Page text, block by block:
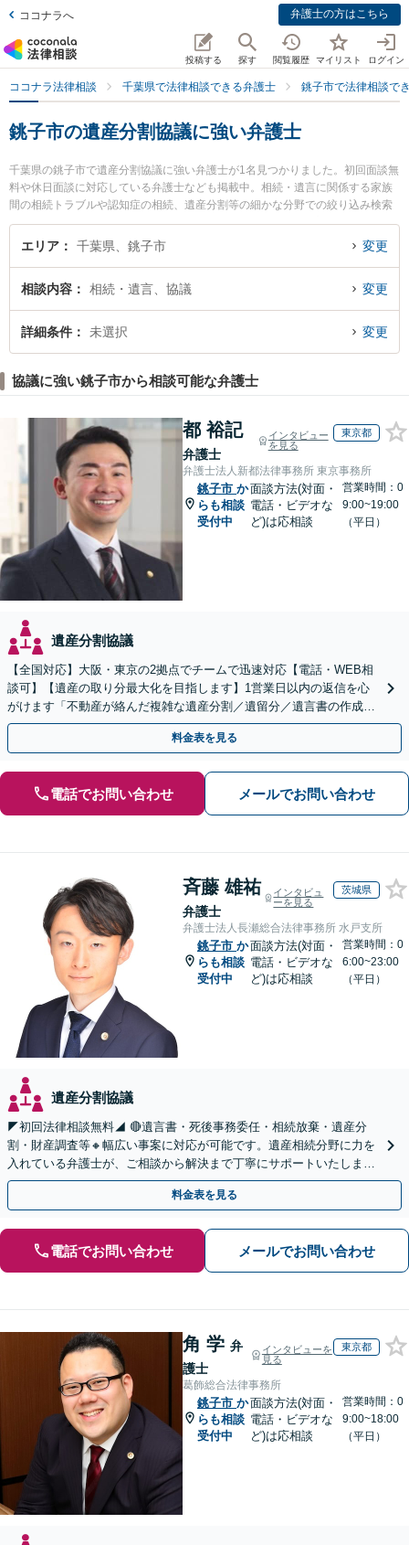
ココナラへ 弁護士の方はこちら
投稿する 探す 閲覧履歴 マイリスト ログイン
ココナラ法律相談 千葉県で法律相談できる弁護士 銚子市で法律相談で
銚子市の遺産分割協議に強い弁護士
千葉県の銚子市で遺産分割協議に強い弁護士が1名見つかりました。初回面談無
料や休日面談に対応している弁護士なども掲載中。相続・遺言に関係する家族
間の相続トラブルや認知症の相続、遺産分割等の細かな分野での絞り込み検索
もでき便利です。特に銚子総合法律事務所の泉 英伸弁護士のプロフィール情報
や弁護士費用、強みなどが注目されています。『銚子市で土日や夜間に発生し
分割協議を法律相談できる銚子市内の弁護士に相談予約したい』などでお困り
の相談者さんにおすすめです。
エリア 千葉県、銚子市 変更
相談内容 相続・遺言、協議 変更
詳細条件 未選択 変更
協議に強い銚子市から相談可能な弁護士
都 裕記
弁護士
インタビュー
を見る
東京都
弁護士法人新都法律事務所 東京事務所
銚子市 か
らも相談
受付中
面談方法(対面・
電話・ビデオな
ど)は応相談
営業時間：0
9:00~19:00
（平日）
遺産分割協議
【全国対応】大阪・東京の2拠点でチームで迅速対応【電話・WEB相
談可】【遺産の取り分最大化を目指します】1営業日以内の返信を心
がけます「不動産が絡んだ複雑な遺産分割／遺留分／遺言書の作成・
執行／事業承継など、お任せください」【休日相談あり】
料金表を見る
電話でお問い合わせ メールでお問い合わせ
斉藤 雄祐
弁護士
インタビュ
ーを見る
茨城県
弁護士法人長瀬総合法律事務所 水戸支所
銚子市 か
らも相談
受付中
面談方法(対面・
電話・ビデオな
ど)は応相談
営業時間：0
6:00~23:00
（平日）
遺産分割協議
◤初回法律相談無料◢ 🔴遺言書・死後事務委任・相続放棄・遺産分
割・財産調査等🔸幅広い事案に対応が可能です。遺産相続分野に力を
入れている弁護士が、ご相談から解決まで丁寧にサポートいたしま
す。まずはじっくりとお話ししてください。
料金表を見る
電話でお問い合わせ メールでお問い合わせ
角 学 弁
護士
インタビューを
見る
東京都
葛飾総合法律事務所
銚子市 か
らも相談
受付中
面談方法(対面・
電話・ビデオな
ど)は応相談
営業時間：0
9:00~18:00
（平日）